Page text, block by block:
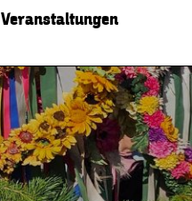
Veranstaltungen